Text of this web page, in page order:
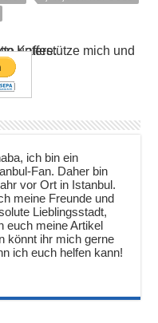
spendiere mir einen Kaffee:
ich bin ein
Fan. Daher bin
vor Ort in Istanbul.
meine Freunde und
Lieblingsstadt,
euch meine Artikel
könnt ihr mich gerne
ich euch helfen kann!